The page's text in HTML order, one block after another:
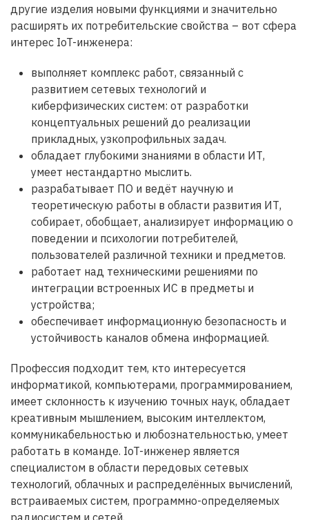
другие изделия новыми функциями и значительно
расширять их потребительские свойства – вот сфера
интерес IoT-инженера:
выполняет комплекс работ, связанный с
развитием сетевых технологий и
киберфизических систем: от разработки
концептуальных решений до реализации
прикладных, узкопрофильных задач.
обладает глубокими знаниями в области ИТ,
умеет нестандартно мыслить.
разрабатывает ПО и ведёт научную и
теоретическую работы в области развития ИТ,
собирает, обобщает, анализирует информацию о
поведении и психологии потребителей,
пользователей различной техники и предметов.
работает над техническими решениями по
интеграции встроенных ИС в предметы и
устройства;
обеспечивает информационную безопасность и
устойчивость каналов обмена информацией.
Профессия подходит тем, кто интересуется
информатикой, компьютерами, программированием,
имеет склонность к изучению точных наук, обладает
креативным мышлением, высоким интеллектом,
коммуникабельностью и любознательностью, умеет
работать в команде. IoT-инженер является
специалистом в области передовых сетевых
технологий, облачных и распределённых вычислений,
встраиваемых систем, программно-определяемых
радиосистем и сетей.